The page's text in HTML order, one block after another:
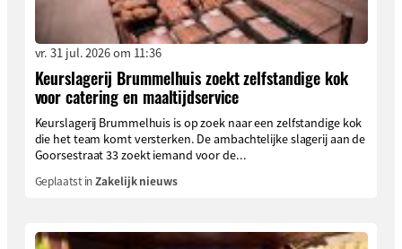
vr. 31 jul. 2026 om 11:36
Keurslagerij Brummelhuis zoekt zelfstandige kok
voor catering en maaltijdservice
Keurslagerij Brummelhuis is op zoek naar een zelfstandige kok
die het team komt versterken. De ambachtelijke slagerij aan de
Goorsestraat 33 zoekt iemand voor de...
Geplaatst inZakelijk nieuws